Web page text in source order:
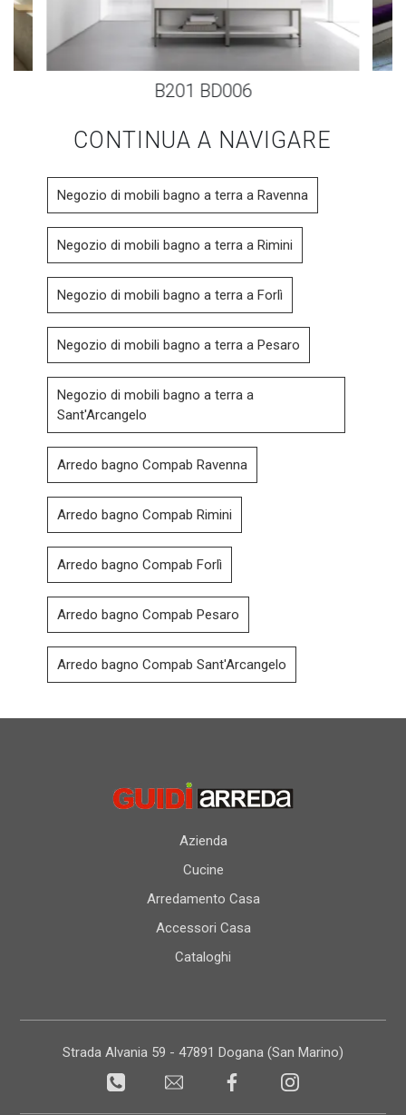
B201 BD006
CONTINUA A NAVIGARE
Negozio di mobili bagno a terra a Ravenna
Negozio di mobili bagno a terra a Rimini
Negozio di mobili bagno a terra a Forlì
Negozio di mobili bagno a terra a Pesaro
Negozio di mobili bagno a terra a
Sant'Arcangelo
Arredo bagno Compab Ravenna
Arredo bagno Compab Rimini
Arredo bagno Compab Forlì
Arredo bagno Compab Pesaro
Arredo bagno Compab Sant'Arcangelo
Azienda
Cucine
Arredamento Casa
Accessori Casa
Cataloghi
Strada Alvania 59 - 47891 Dogana (San Marino)